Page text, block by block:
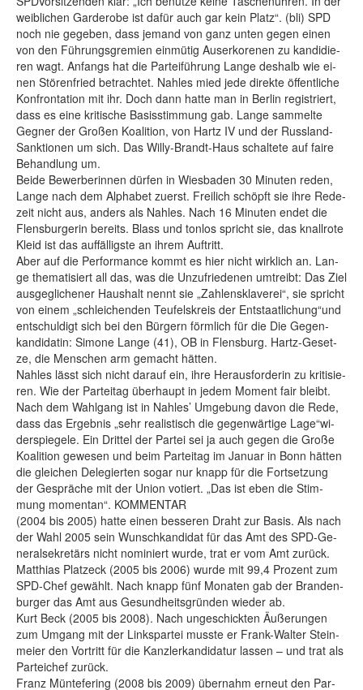
weib­li­chen Gar­de­ro­be ist da­für auch gar kein Platz“. (bli) SPD
noch nie ge­ge­ben, dass je­mand von ganz un­ten ge­gen ei­nen
von den Füh­rungs­gre­mi­en ein­mü­tig Au­ser­ko­re­nen zu kan­di­die­
ren wagt. An­fangs hat die Par­tei­füh­rung Lan­ge des­halb wie ei­
nen Stö­ren­fried be­trach­tet. Nah­les mied je­de di­rek­te öf­fent­li­che
Kon­fron­ta­ti­on mit ihr. Doch dann hat­te man in Ber­lin re­gis­triert,
dass es ei­ne kri­ti­sche Ba­sis­stim­mung gab. Lan­ge sam­mel­te
Geg­ner der Gro­ßen Ko­ali­ti­on, von Hartz IV und der Russ­land-
Sank­tio­nen um sich. Das Wil­ly-Brandt-Haus schal­te­te auf fai­re
Be­hand­lung um.
Bei­de Be­wer­be­rin­nen dür­fen in Wies­ba­den 30 Mi­nu­ten re­den,
Lan­ge nach dem Al­pha­bet zu­erst. Frei­lich schöpft sie ih­re Re­de­
zeit nicht aus, an­ders als Nah­les. Nach 16 Mi­nu­ten en­det die
Flens­bur­ge­rin be­reits. Blass und ton­los spricht sie, das knall­ro­te
Kleid ist das auf­fäl­ligs­te an ih­rem Auf­tritt.
Aber auf die Per­for­mance kommt es hier nicht wirk­lich an. Lan­
ge the­ma­ti­siert all das, was die Un­zu­frie­de­nen um­treibt: Das Ziel
aus­ge­gli­che­ner Haus­halt nennt sie „Zah­lens­kla­ve­rei“, sie spricht
von ei­nem „schlei­chen­den Teu­fels­kreis der Ent­staat­li­chung“und
ent­schul­digt sich bei den Bür­gern förm­lich für die Die Ge­gen­
kan­di­da­tin: Si­mo­ne Lan­ge (41), OB in Flens­burg. Hartz-Ge­set­
ze, die Men­schen arm ge­macht hät­ten.
Nah­les lässt sich nicht dar­auf ein, ih­re Her­aus­for­de­rin zu kri­ti­sie­
ren. Wie der Par­tei­tag über­haupt in je­dem Mo­ment fair bleibt.
Nach dem Wahl­gang ist in Nah­les’ Um­ge­bung da­von die Re­de,
dass das Er­geb­nis „sehr rea­lis­tisch die ge­gen­wär­ti­ge La­ge“wi­
der­spie­ge­le. Ein Drit­tel der Par­tei sei ja auch ge­gen die Gro­ße
Ko­ali­ti­on ge­we­sen und beim Par­tei­tag im Ja­nu­ar in Bonn hät­ten
die glei­chen De­le­gier­ten so­gar nur knapp für die Fort­set­zung
der Ge­sprä­che mit der Uni­on vo­tiert. „Das ist eben die Stim­
mung mo­men­tan“. KOMMENTAR
(2004 bis 2005) hat­te ei­nen bes­se­ren Draht zur Ba­sis. Als nach
der Wahl 2005 sein Wunsch­kan­di­dat für das Amt des SPD-Ge­
ne­ral­se­kre­tärs nicht no­mi­niert wur­de, trat er vom Amt zu­rück.
Mat­thi­as Platz­eck (2005 bis 2006) wur­de mit 99,4 Pro­zent zum
SPD-Chef ge­wählt. Nach knapp fünf Mo­na­ten gab der Bran­den­
bur­ger das Amt aus Ge­sund­heits­grün­den wie­der ab.
Kurt Beck (2005 bis 2008). Nach un­ge­schick­ten Äu­ße­run­gen
zum Um­gang mit der Link­s­par­tei muss­te er Frank-Wal­ter St­ein­
mei­er den Vor­tritt für die Kanz­ler­kan­di­da­tur las­sen – und trat als
Par­tei­chef zu­rück.
Franz Mün­te­fe­ring (2008 bis 2009) über­nahm er­neut den Par­